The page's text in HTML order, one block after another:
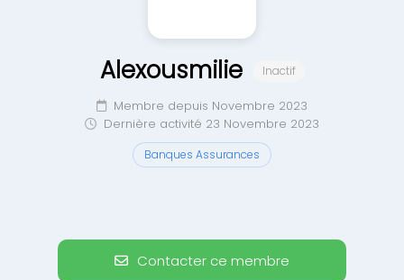
Alexousmilie Inactif
Membre depuis Novembre 2023
Dernière activité 23 Novembre 2023
Banques Assurances
Contacter ce membre